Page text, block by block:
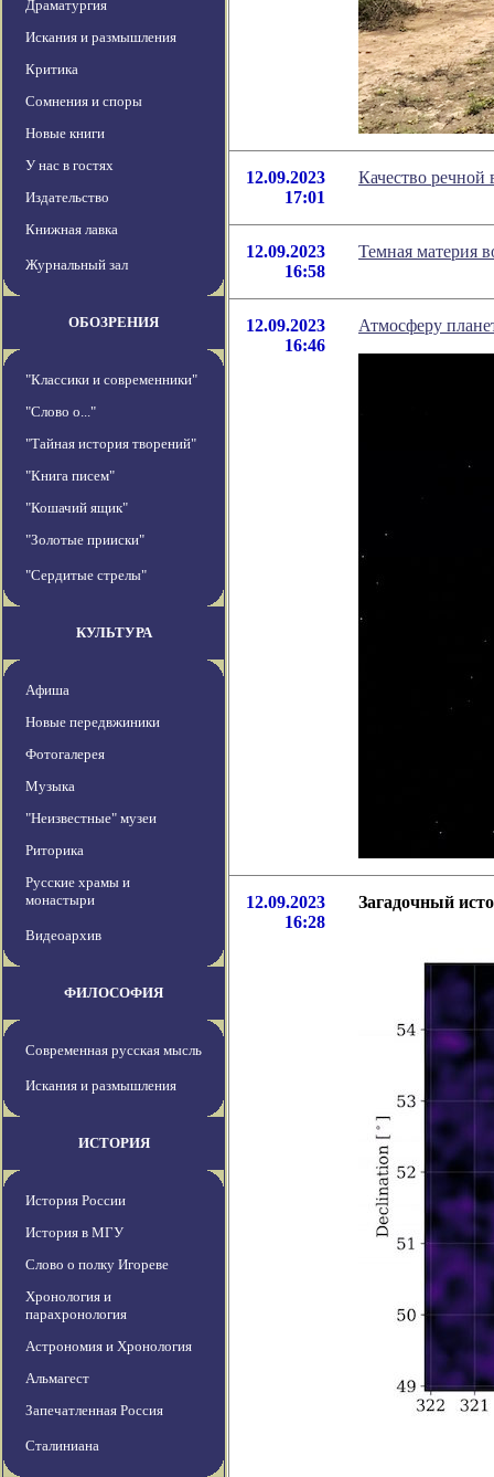
Драматургия
Искания и размышления
Критика
Сомнения и споры
Новые книги
У нас в гостях
Издательство
Книжная лавка
Журнальный зал
ОБОЗРЕНИЯ
"Классики и современники"
"Слово о..."
"Тайная история творений"
"Книга писем"
"Кошачий ящик"
"Золотые прииски"
"Сердитые стрелы"
КУЛЬТУРА
Афиша
Новые передвжиники
Фотогалерея
Музыка
"Неизвестные" музеи
Риторика
Русские храмы и
монастыри
Видеоархив
ФИЛОСОФИЯ
Современная русская мысль
Искания и размышления
ИСТОРИЯ
История России
История в МГУ
Слово о полку Игореве
Хронология и
парахронология
Астрономия и Хронология
Альмагест
Запечатленная Россия
Сталиниана
12.09.2023
17:01
Качество речной
12.09.2023
16:58
Темная материя
12.09.2023
16:46
Атмосферу
12.09.2023
16:28
Загадочный